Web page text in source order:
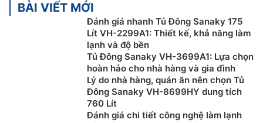
BÀI VIẾT MỚI
Đánh giá nhanh Tủ Đông Sanaky 175
Lít VH-2299A1: Thiết kế, khả năng làm
lạnh và độ bền
Tủ Đông Sanaky VH-3699A1: Lựa chọn
hoàn hảo cho nhà hàng và gia đình
Lý do nhà hàng, quán ăn nên chọn Tủ
Đông Sanaky VH-8699HY dung tích
760 Lít
Đánh giá chi tiết công nghệ làm lạnh